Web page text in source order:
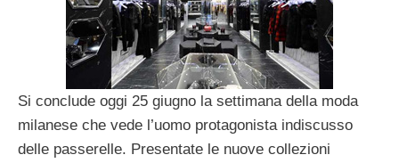
Si conclude oggi 25 giugno la settimana della moda
milanese che vede l’uomo protagonista indiscusso
delle passerelle. Presentate le nuove collezioni